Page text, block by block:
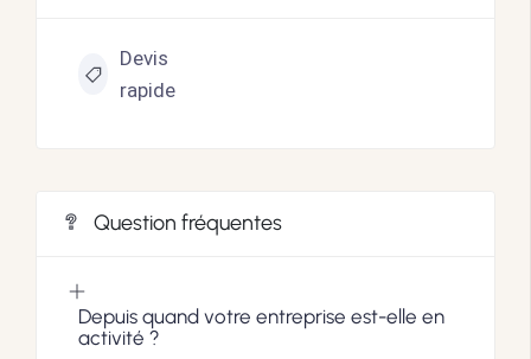
Devis
rapide
Question fréquentes
Depuis quand votre entreprise est-elle en
activité ?